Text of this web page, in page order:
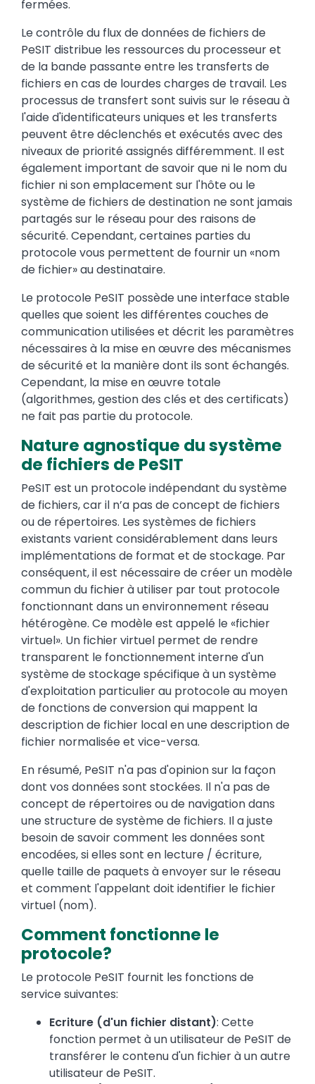
fermées.
Le contrôle du flux de données de fichiers de
PeSIT distribue les ressources du processeur et
de la bande passante entre les transferts de
fichiers en cas de lourdes charges de travail. Les
processus de transfert sont suivis sur le réseau à
l'aide d'identificateurs uniques et les transferts
peuvent être déclenchés et exécutés avec des
niveaux de priorité assignés différemment. Il est
également important de savoir que ni le nom du
fichier ni son emplacement sur l'hôte ou le
système de fichiers de destination ne sont jamais
partagés sur le réseau pour des raisons de
sécurité. Cependant, certaines parties du
protocole vous permettent de fournir un «nom
de fichier» au destinataire.
Le protocole PeSIT possède une interface stable
quelles que soient les différentes couches de
communication utilisées et décrit les paramètres
nécessaires à la mise en œuvre des mécanismes
de sécurité et la manière dont ils sont échangés.
Cependant, la mise en œuvre totale
(algorithmes, gestion des clés et des certificats)
ne fait pas partie du protocole.
Nature agnostique du système
de fichiers de PeSIT
PeSIT est un protocole indépendant du système
de fichiers, car il n’a pas de concept de fichiers
ou de répertoires. Les systèmes de fichiers
existants varient considérablement dans leurs
implémentations de format et de stockage. Par
conséquent, il est nécessaire de créer un modèle
commun du fichier à utiliser par tout protocole
fonctionnant dans un environnement réseau
hétérogène. Ce modèle est appelé le «fichier
virtuel». Un fichier virtuel permet de rendre
transparent le fonctionnement interne d'un
système de stockage spécifique à un système
d'exploitation particulier au protocole au moyen
de fonctions de conversion qui mappent la
description de fichier local en une description de
fichier normalisée et vice-versa.
En résumé, PeSIT n'a pas d'opinion sur la façon
dont vos données sont stockées. Il n'a pas de
concept de répertoires ou de navigation dans
une structure de système de fichiers. Il a juste
besoin de savoir comment les données sont
encodées, si elles sont en lecture / écriture,
quelle taille de paquets à envoyer sur le réseau
et comment l'appelant doit identifier le fichier
virtuel (nom).
Comment fonctionne le
protocole?
Le protocole PeSIT fournit les fonctions de
service suivantes:
Ecriture (d'un fichier distant): Cette
fonction permet à un utilisateur de PeSIT de
transférer le contenu d'un fichier à un autre
utilisateur de PeSIT.